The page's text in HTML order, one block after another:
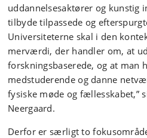
uddannelsesaktører og kunstig
tilbyde tilpassede og
Universiteterne skal i den
merværdi, der handler om, at
forskningsbaserede, og at man
medstuderende og danne
fysiske møde og fællesskabet,”
Neergaard.
Derfor er særligt to